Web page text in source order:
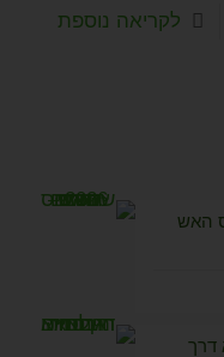
לקריאה נוספת
שנת סוס האש
דרך